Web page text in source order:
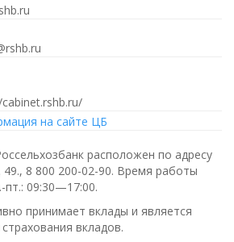
на сайте ЦБ
расположен по адресу
49., 8 800 200-02-90. Время работы
пт.: 09:30—17:00.
принимает вклады и является
вкладов.